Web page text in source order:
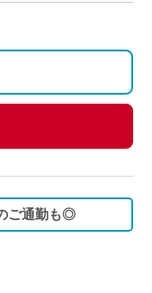
ご通勤も◎